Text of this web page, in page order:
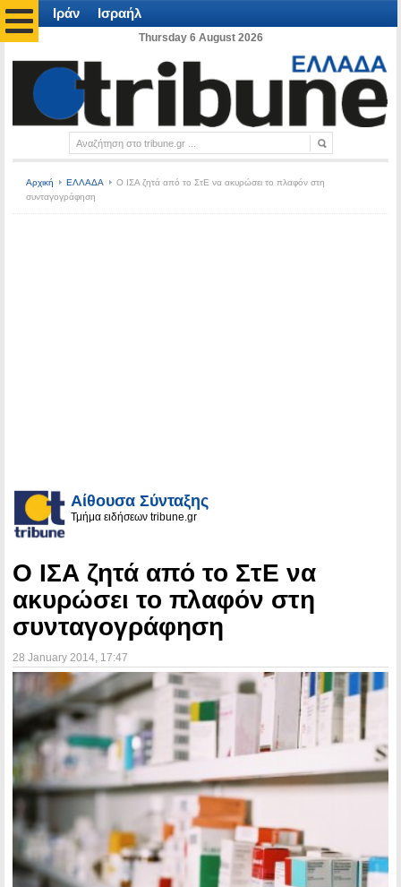
Ιράν Ισραήλ
Thursday 6 August 2026
Αρχική ΕΛΛΑΔΑ
Ο ΙΣΑ ζητά από το ΣτΕ να ακυρώσει το πλαφόν στη
συνταγογράφηση
Αίθουσα Σύνταξης
Τμήμα ειδήσεων tribune.gr
Ο ΙΣΑ ζητά από το ΣτΕ να
ακυρώσει το πλαφόν στη
συνταγογράφηση
28 January 2014 , 17:47